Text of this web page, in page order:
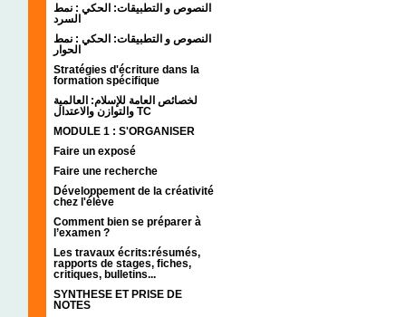
النصوص و التطبيقات: الحكي : نمط
السرد
النصوص و التطبيقات: الحكي : نمط
الحوار
Stratégies d'écriture dans la
formation spécifique
لخصائص العامة للإسلام: العالمية
والتوازن والاعتدال TC
MODULE 1 : S'ORGANISER
Faire un exposé
Faire une recherche
Développement de la créativité
chez l'élève
Comment bien se préparer à
l’examen ?
Les travaux écrits:résumés,
rapports de stages, fiches,
critiques, bulletins...
SYNTHESE ET PRISE DE
NOTES